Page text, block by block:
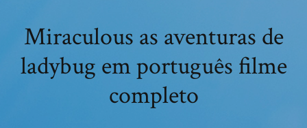
Miraculous as aventuras de
ladybug em português filme
completo